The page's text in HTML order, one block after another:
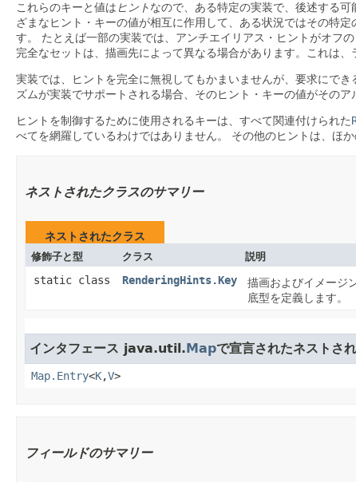
これらのキーと値は ヒントなので、ある特定の実装で、後述する
ざまなヒント・キーの値が相互に作用して、ある状況ではその特
す。
たとえば一部の実装では、アンチエイリアス・ヒントがオフ
完全なセットは、描画先によって異なる場合があります。これは、
実装では、ヒントを完全に無視してもかまいませんが、要求にで
ズムが実装でサポートされる場合、そのヒント・キーの値がその
ヒントを制御するために使用されるキーは、すべて関連付けられた
べてを網羅しているわけではありません。
その他のヒントは、ほ
ネストされたクラスのサマリー
ネストされたクラス
修飾子と型 クラス 説明
static class RenderingHints.Key 描画およびイメージ
底型を定義します。
インタフェース java.util.Mapで宣言されたネストさ
Map.Entry<K,V>
フィールドのサマリー